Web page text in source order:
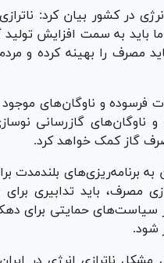
باید به سمت افزایش
مصرف را بهینه کرده و
فرسوده و ناوگان‌های
ناوگان‌های گازرسانی
گاز کمک خواهد کرد.
برنامه‌ریزی‌های بلندمدت
مصرف، باید تدابیری
سیاست‌های حمایتی برای
شود.